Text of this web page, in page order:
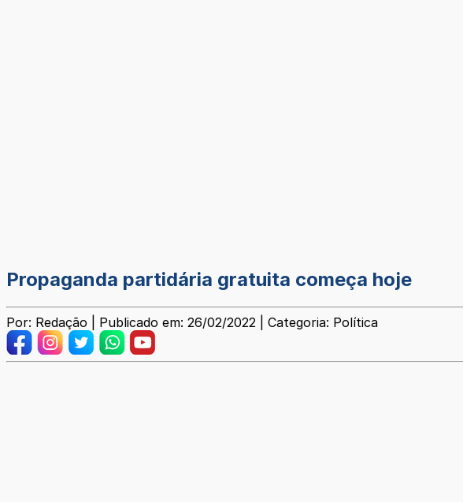
Propaganda partidária gratuita começa hoje
Por: Redação | Publicado em: 26/02/2022 | Categoria: Política